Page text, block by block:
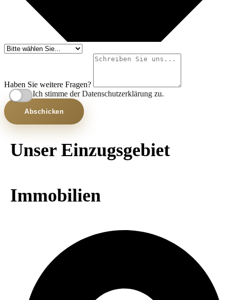
Haben Sie weitere Fragen?
Ich stimme der Datenschutzerklärung zu.
Abschicken
Unser Einzugsgebiet
Immobilien